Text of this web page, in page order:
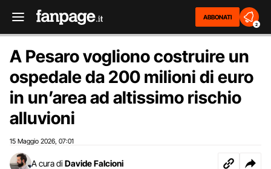
ABBONATI
2
A Pesaro vogliono costruire un
ospedale da 200 milioni di euro
in un’area ad altissimo rischio
alluvioni
15 Maggio 2026 07:01
A cura di Davide Falcioni